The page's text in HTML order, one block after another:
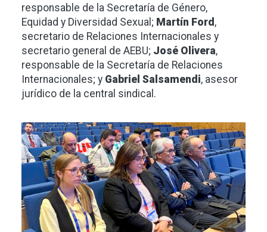
responsable de la Secretaría de Género,
Equidad y Diversidad Sexual; Martín Ford ,
secretario de Relaciones Internacionales y
secretario general de AEBU; José Olivera,
responsable de la Secretaría de Relaciones
Internacionales; y Gabriel Salsamendi, asesor
jurídico de la central sindical.
Imagen